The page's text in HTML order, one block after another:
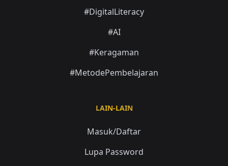
#DigitalLiteracy
#AI
#Keragaman
#MetodePembelajaran
LAIN-LAIN
Masuk/Daftar
Lupa Password